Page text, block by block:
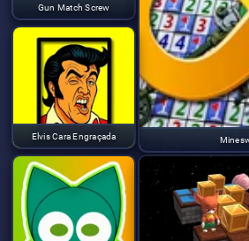
Gun Match Screw
Elvis Cara Engraçada